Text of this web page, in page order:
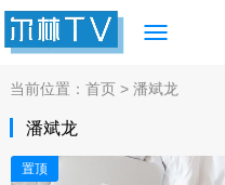
当前位置：首页 > 潘斌龙
潘斌龙
置顶